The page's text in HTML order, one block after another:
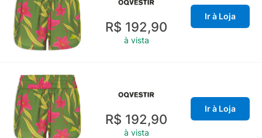
R$ 192,90
à vista
Ir à Loja
R$ 192,90
à vista
Ir à Loja